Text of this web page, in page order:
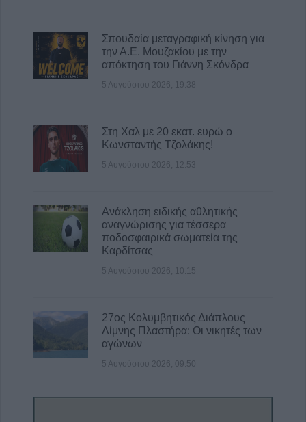
Σπουδαία μεταγραφική κίνηση για
την Α.Ε. Μουζακίου με την
απόκτηση του Γιάννη Σκόνδρα
5 Αυγούστου 2026, 19:38
Στη Χαλ με 20 εκατ. ευρώ ο
Κωνσταντής Τζολάκης!
5 Αυγούστου 2026, 12:53
Ανάκληση ειδικής αθλητικής
αναγνώρισης για τέσσερα
ποδοσφαιρικά σωματεία της
Καρδίτσας
5 Αυγούστου 2026, 10:15
27ος Κολυμβητικός Διάπλους
Λίμνης Πλαστήρα: Οι νικητές των
αγώνων
5 Αυγούστου 2026, 09:50